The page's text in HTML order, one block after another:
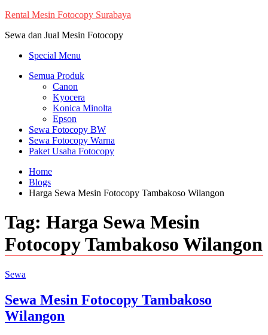
Skip
content
Rental Mesin Fotocopy Surabaya
Sewa dan Jual Mesin Fotocopy
Special Menu
Semua Produk
Canon
Kyocera
Konica Minolta
Epson
Sewa Fotocopy BW
Sewa Fotocopy Warna
Paket Usaha Fotocopy
Home
Blogs
Harga Sewa Mesin Fotocopy Tambakoso Wilangon
Tag: Harga Sewa Mesin
Fotocopy Tambakoso Wilangon
Sewa
Sewa Mesin Fotocopy Tambakoso
Wilangon